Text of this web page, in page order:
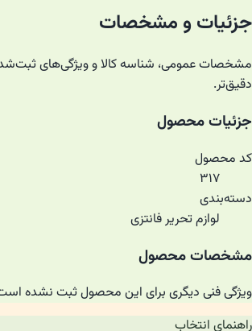
جزئیات و مشخصات
مشخصات عمومی، شناسه کالا و ویژگی‌های
دقیق‌تر.
جزئیات محصول
کد محصول
۳۱۷
دسته‌بندی
لوازم تحریر فانتزی
مشخصات محصول
ویژگی فنی دیگری برای این محصول ثبت نشده
راهنمای انتخاب